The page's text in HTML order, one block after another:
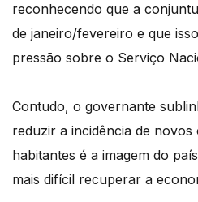
reconhecendo que a
de janeiro/fevereiro e que
pressão sobre o Serviço
Contudo, o governante
reduzir a incidência de novos
habitantes é a imagem do
mais difícil recuperar a